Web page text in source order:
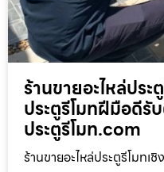
ร้านขายอะไหล่ประ
ประตูรีโมทฝีมือดีรั
ประตูรีโมท.com
ร้านขายอะไหล่ประตูรีโมทเ